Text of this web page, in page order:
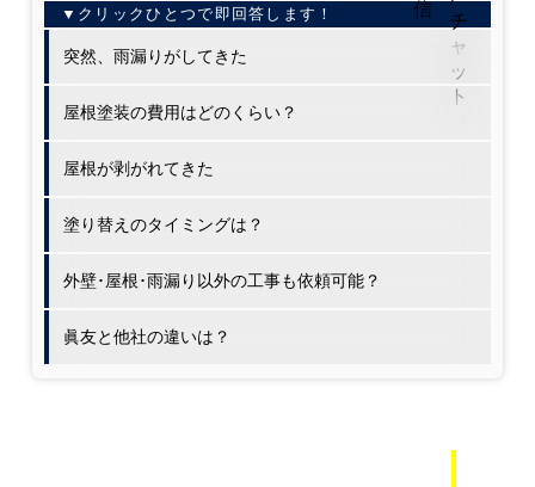
突然、雨漏りがしてきた
屋根塗装の費用はどのくらい？
屋根が剥がれてきた
塗り替えのタイミングは？
外壁･屋根･雨漏り以外の工事も依頼可能？
眞友と他社の違いは？